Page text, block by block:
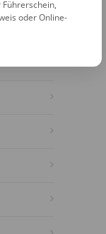
oder Online-